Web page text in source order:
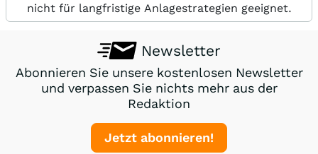
nicht für langfristige Anlagestrategien geeignet.
Newsletter
Abonnieren Sie unsere kostenlosen Newsletter
und verpassen Sie nichts mehr aus der
Redaktion
Jetzt abonnieren!